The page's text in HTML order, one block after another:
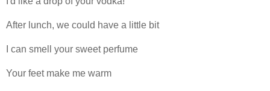
After lunch, we could have a little bit
I can smell your sweet perfume
Your feet make me warm